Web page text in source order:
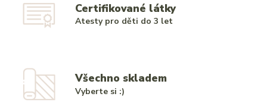
Certifikované látky
Atesty pro děti do 3 let
Všechno skladem
Vyberte si :)